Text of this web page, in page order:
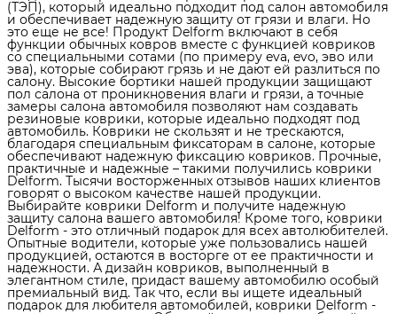
(ТЭП), который идеально подходит под салон автомобиля
и обеспечивает надежную защиту от грязи и влаги. Но
это еще не все! Продукт Delform включают в себя
функции обычных ковров вместе с функцией ковриков
со специальными сотами (по примеру eva, evo, эво или
эва), которые собирают грязь и не дают ей разлиться по
салону. Высокие бортики нашей продукции защищают
пол салона от проникновения влаги и грязи, а точные
замеры салона автомобиля позволяют нам создавать
резиновые коврики, которые идеально подходят под
автомобиль. Коврики не скользят и не трескаются,
благодаря специальным фиксаторам в салоне, которые
обеспечивают надежную фиксацию ковриков. Прочные,
практичные и надежные – такими получились коврики
Delform. Тысячи восторженных отзывов наших клиентов
говорят о высоком качестве нашей продукции.
Выбирайте коврики Delform и получите надежную
защиту салона вашего автомобиля! Кроме того, коврики
Delform - это отличный подарок для всех автолюбителей.
Опытные водители, которые уже пользовались нашей
продукцией, остаются в восторге от ее практичности и
надежности. А дизайн ковриков, выполненный в
элегантном стиле, придаст вашему автомобилю особый
премиальный вид. Так что, если вы ищете идеальный
подарок для любителя автомобилей, коврики Delform -